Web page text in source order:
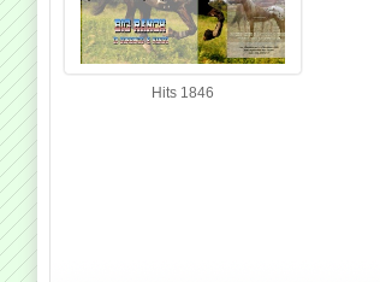
Hits 1846